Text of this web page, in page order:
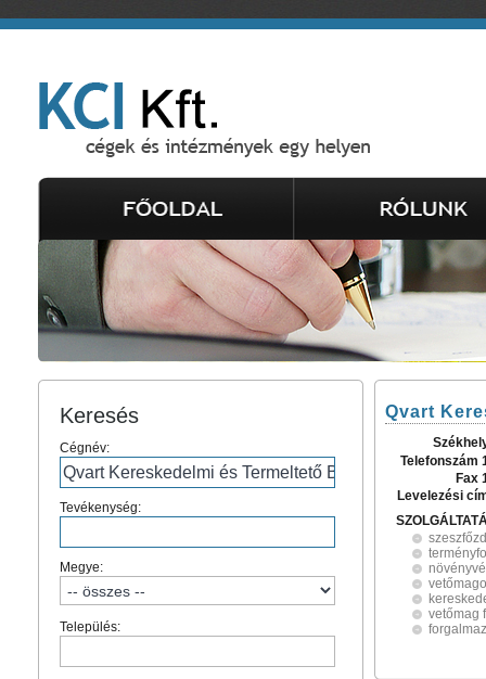
Keresés
Cégnév:
Tevékenység:
Megye:
Település:
Qvart
Telefonszám
Fax
Levelezési
vetőmag